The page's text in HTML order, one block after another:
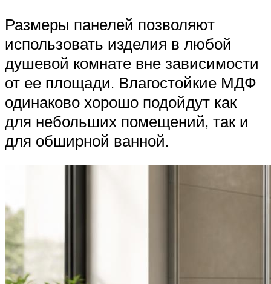
Размеры панелей позволяют
использовать изделия в любой
душевой комнате вне зависимости
от ее площади. Влагостойкие МДФ
одинаково хорошо подойдут как
для небольших помещений, так и
для обширной ванной.